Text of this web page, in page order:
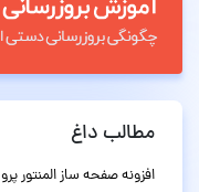
مطالب داغ
افزونه صفحه ساز المنتور پرو Elementor Pro وردپرس نسخه 4.2.1